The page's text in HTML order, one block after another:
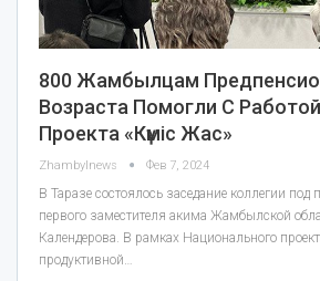
800 Жамбылцам
Возраста Помогли С
Проекта «Күміс Жас»
Zhambylnews Фев 7, 2024
В Таразе состоялось заседание коллегии под
первого заместителя акима Жамбылской
Календерова. В рамках Национального
продуктивной…